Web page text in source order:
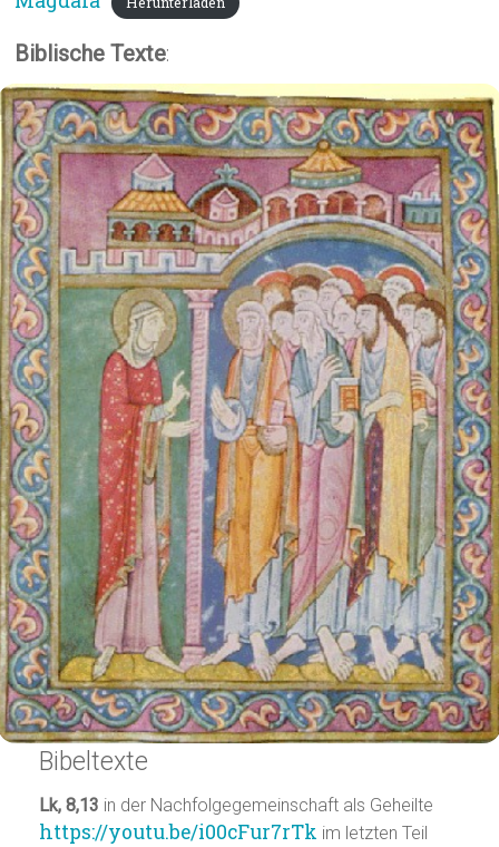
Biblische Texte:
Bibeltexte
Lk, 8,13 in der Nachfolgegemeinschaft als Geheilte
https://youtu.be/i00cFur7rTk im letzten Teil